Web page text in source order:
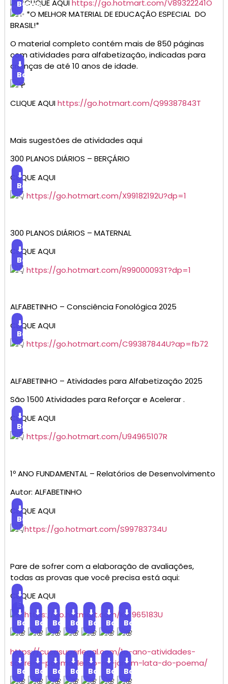
CLIQUE AQUI https://go.hotmart.com/V89322241O
Baixar
*O MELHOR MATERIAL DE EDUCAÇÃO ESPECIAL DO
BRASIL!*
O material completo contém mais de 850 páginas
com atividades para alfabetização, indicadas para
crianças de até 10 anos de idade.
⬇
Baixar
CLIQUE AQUIhttps://go.hotmart.com/Q99387843T
Mais sugestões de atividades aqui
300 PLANOS DIÁRIOS – BERÇÁRIO
CLIQUE AQUI
⬇
Baixar
https://go.hotmart.com/X99182192U?dp=1
300 PLANOS DIÁRIOS – MATERNAL
CLIQUE AQUI
⬇
Baixar
https://go.hotmart.com/R99000093T?dp=1
ALFABETINHO – Consciência Fonológica 2025
CLIQUE AQUI
⬇
Baixar
https://go.hotmart.com/C99387844U?ap=fb72
ALFABETINHO – Atividades para Alfabetização 2025
São 1500 Atividades para Reforçar e Acelerar .
CLIQUE AQUI
⬇
Baixar
https://go.hotmart.com/U94965107R
1º ANO FUNDAMENTAL – Relatórios de Desenvolvimento
Autor: ALFABETINHO
CLIQUE AQUI
⬇
Baixar
https://go.hotmart.com/S99783734U
Pare de sofrer com a elaboração de avaliações,
todas as provas que você precisa está aqui:
CLIQUE AQUI
⬇
Baixar
https://go.hotmart.com/K91965183U
⬇
Baixar
⬇
Baixar
⬇
Baixar
⬇
Baixar
⬇
Baixar
⬇
Baixar
⬇
Baixar
https://cucasuperlegal.com/1o-ano-atividades-
sobre-o-poema-leilao-no-jardim-lata-do-poema/
⬇
Baixar
⬇
Baixar
⬇
Baixar
⬇
Baixar
⬇
Baixar
⬇
Baixar
⬇
Baixar